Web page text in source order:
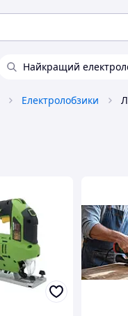
Найкращий
Електролобзики